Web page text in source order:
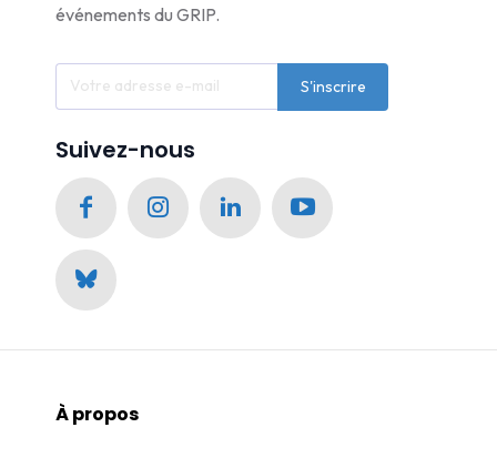
événements du GRIP.
S'inscrire
Suivez-nous
À propos